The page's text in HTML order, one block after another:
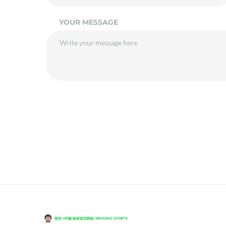
YOUR MESSAGE